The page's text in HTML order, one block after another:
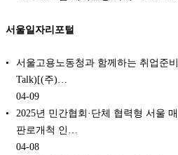
서울일자리포털
서울고용노동청과 함께하는 취업준
Talk)[(주)…
04-09
2025년 민간협회·단체 협력형 서울
판로개척 인…
04-08